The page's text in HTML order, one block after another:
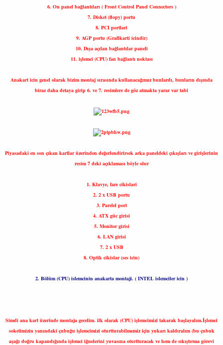
6. On panel bağlantıları ( Front Control Panel Connectors )
7. Disket (flopy) portu
8. PCI portlari
9. AGP portu (Grafikarti icindir)
10. Dışa açılan bağlantılar paneli
11. işlemci (CPU) fan bağlantı noktası
Anakart icin genel olarak bizim montaj sırasında kullanacağımız bunlardı, bunların dışında
biraz daha detaya girip 6. ve 7. resimlere de göz atmakta yarar var tabi
Piyasadaki en son çıkan kartlar üzerinden değerlendirirsek arka paneldeki çıkışları ve girişlerinin
resim 7 deki açıklaması böyle olur
1. Klavye, fare cikislari
2. 2 x USB portu
3. Parelel port
4. ATX güc girisi
5. Monitor girisi
6. LAN girisi
7. 2 x USB
8. Optik cikislar (ses icin)
2. Bölüm (CPU) islemcinin anakarta montaji. ( INTEL islemciler icin )
Simdi ana kart üzerinde montaja gecelim. ilk olarak (CPU) işlemcimizi takarak başlayalım.İşlemci
soketimizin yanındaki çubuğu işlemcimizi oturtturabilmemiz için yukarı kaldıralım (bu çubuk
aşağı doğru kapandığında işlemci iğnelerini yuvasına oturtturacak ve hem de sıkıştırma görevi